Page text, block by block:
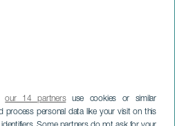
our 14 partnersuse cookies or similar
process personal data like your visit on this